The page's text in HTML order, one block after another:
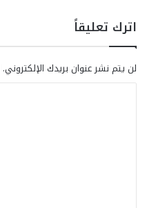
اترك تعليقاً
لن يتم نشر عنوان بريدك الإلكتروني.